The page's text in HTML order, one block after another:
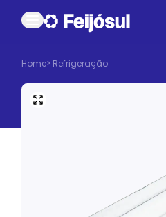
Home> Refrigeração